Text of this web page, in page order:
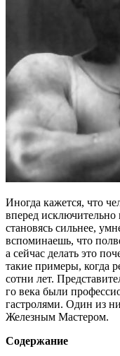
Иногда кажется, что
вперед исключительно
становясь сильнее,
вспоминаешь, что
а сейчас делать это
такие примеры, когда
сотни лет.
го века были
гастролями. Один из
Железным Мастером.
Содержание